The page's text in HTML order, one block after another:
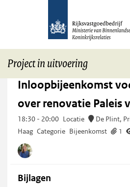
Inloopbijeenkomst
over renovatie Paleis
18:30 - 20:00 Locatie
De Plint,
Haag Categorie Bijeenkomst 1
Wo 13 nov
2024
18:30 -
20:00
Bijlagen